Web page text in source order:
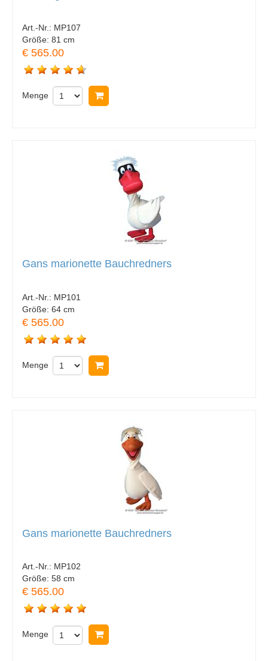
Art.-Nr.: MP107
Größe: 81 cm
€ 565.00
Menge
Gans marionette Bauchredners
Art.-Nr.: MP101
Größe: 64 cm
€ 565.00
Menge
Gans marionette Bauchredners
Art.-Nr.: MP102
Größe: 58 cm
€ 565.00
Menge